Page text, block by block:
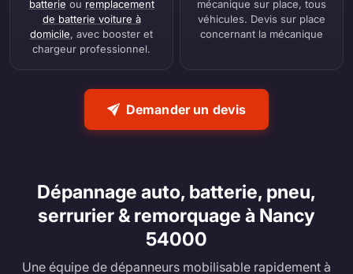
batterie ou remplacement
de batterie voiture à
domicile, avec booster et
chargeur professionnel.
mécanique sur place, tous
véhicules. Devis sur place
concernant la mécanique
Demander un devis
Dépannage auto, batterie, pneu,
serrurier & remorquage à Nancy
54000
Une équipe de dépanneurs mobilisable rapidement à